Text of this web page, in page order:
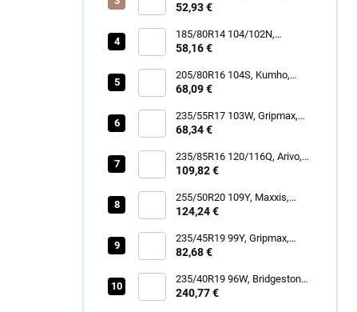
MP62 ALL WEATHER EVO
52,93 €
185/80R14 104/102N,
Security, TR-603 TRAILER
58,16 €
205/80R16 104S, Kumho,
ROAD VENTURE AT61
68,09 €
235/55R17 103W, Gripmax,
STATURE H/T
68,34 €
235/85R16 120/116Q, Arivo,
TERRAMAX ARV A/T
109,82 €
255/50R20 109Y, Maxxis,
VICTRA SPORT 6 VS6 SUV
124,24 €
235/45R19 99Y, Gripmax,
STATURE H/T
82,68 €
235/40R19 96W, Bridgestone,
DUELER ALL TERRAIN A/T
240,77 €